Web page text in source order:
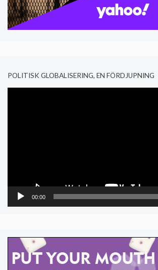
POLITISK GLOBALISERING, EN FÖRDJUPNING
00:00